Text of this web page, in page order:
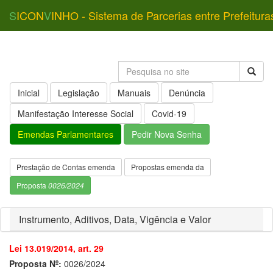
SICONVINHO - Sistema de Parcerias entre
Inicial Legislação Manuais
Denúncia
Manifestação Interesse Social
Covid-19
Emendas Parlamentares
Pedir Nova Senha
Prestação de Contas emenda
Propostas emenda da
Proposta 0026/2024
Instrumento, Aditivos, Data, Vigência e Valor
Lei 13.019/2014, art. 29
Proposta Nº: 0026/2024